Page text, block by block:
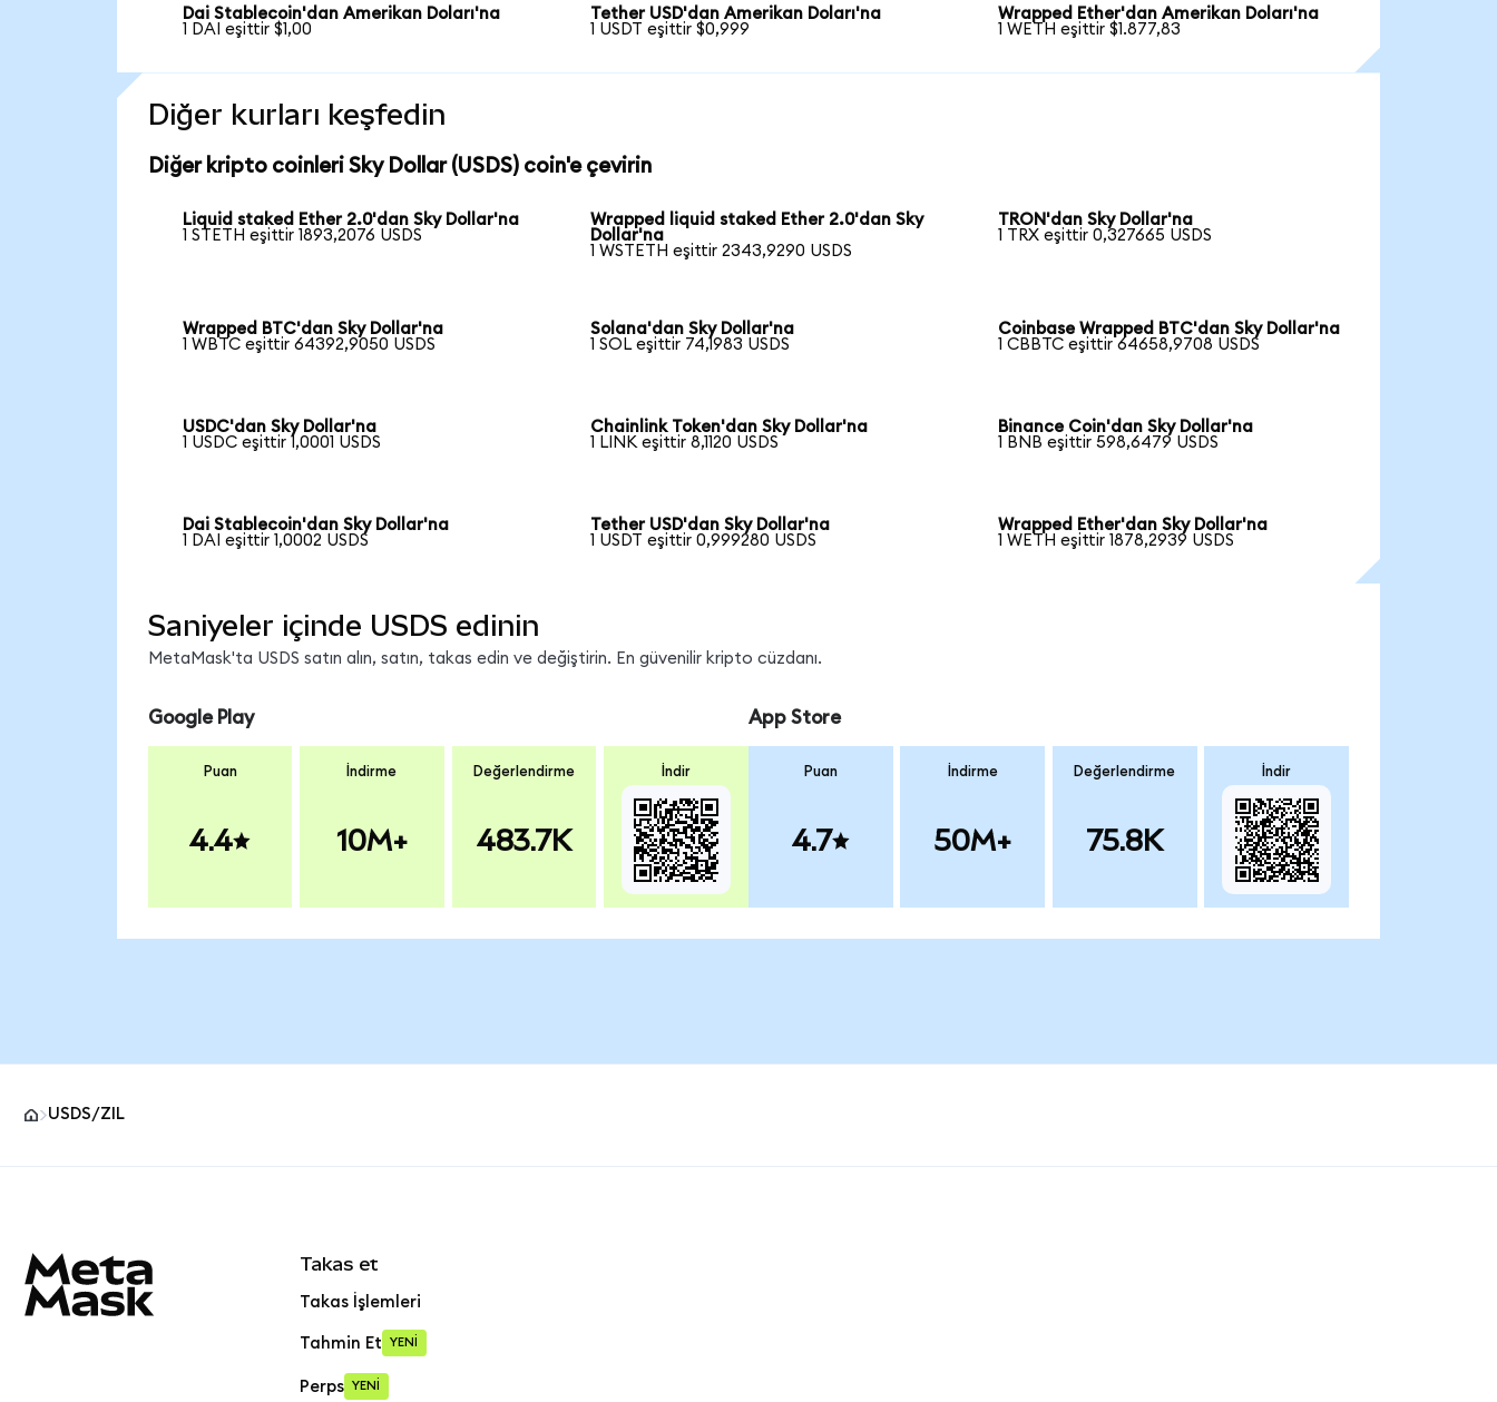
Dai Stablecoin'dan Amerikan Doları'na
1 DAI eşittir $1,00
Tether USD'dan Amerikan Doları'na
1 USDT eşittir $0,999
Wrapped Ether'dan Amerikan Doları'na
1 WETH eşittir $1.877,83
Diğer kurları keşfedin
Diğer kripto coinleri Sky Dollar (USDS) coin'e çevirin
Liquid staked Ether 2.0'dan Sky Dollar'na
1 STETH eşittir 1893,2076 USDS
Wrapped liquid staked Ether 2.0'dan Sky
Dollar'na
1 WSTETH eşittir 2343,9290 USDS
TRON'dan Sky Dollar'na
1 TRX eşittir 0,327665 USDS
Wrapped BTC'dan Sky Dollar'na
1 WBTC eşittir 64392,9050 USDS
Solana'dan Sky Dollar'na
1 SOL eşittir 74,1983 USDS
Coinbase Wrapped BTC'dan Sky Dollar'na
1 CBBTC eşittir 64658,9708 USDS
USDC'dan Sky Dollar'na
1 USDC eşittir 1,0001 USDS
Chainlink Token'dan Sky Dollar'na
1 LINK eşittir 8,1120 USDS
Binance Coin'dan Sky Dollar'na
1 BNB eşittir 598,6479 USDS
Dai Stablecoin'dan Sky Dollar'na
1 DAI eşittir 1,0002 USDS
Tether USD'dan Sky Dollar'na
1 USDT eşittir 0,999280 USDS
Wrapped Ether'dan Sky Dollar'na
1 WETH eşittir 1878,2939 USDS
Saniyeler içinde USDS edinin
MetaMask'ta USDS satın alın, satın, takas edin ve değiştirin. En güvenilir kripto cüzdanı.
Google Play
Puan
4.4
İndirme
10M+
Değerlendirme
483.7K
İndir
App Store
Puan
4.7
İndirme
50M+
Değerlendirme
75.8K
İndir
USDS/ZIL
Takas et
Takas İşlemleri
Tahmin Et YENİ
Perps YENİ